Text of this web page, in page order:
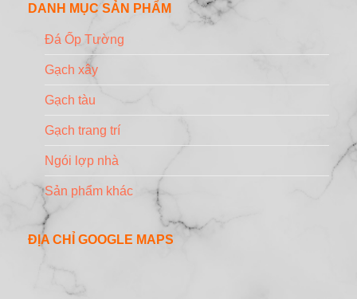
DANH MỤC SẢN PHẨM
Đá Ốp Tường
Gạch xây
Gạch tàu
Gạch trang trí
Ngói lợp nhà
Sản phẩm khác
ĐỊA CHỈ GOOGLE MAPS